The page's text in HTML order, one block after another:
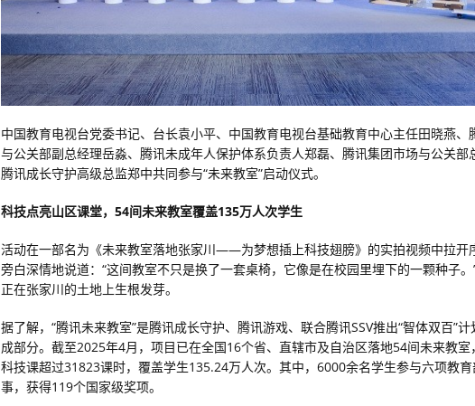
中国教育电视台党委书记、台长袁小平、中国教育电视台基础教育中心主任田晓燕、
与公关部副总经理岳淼、腾讯未成年人保护体系负责人郑磊、腾讯集团市场与公关部
腾讯成长守护高级总监郑中共同参与“未来教室”启动仪式。
科技点亮山区课堂，54间未来教室覆盖135万人次学生
活动在一部名为《未来教室落地张家川——为梦想插上科技翅膀》的实拍视频中拉开
旁白深情地说道：“这间教室不只是换了一套桌椅，它像是在校园里埋下的一颗种子
正在张家川的土地上生根发芽。
据了解，“腾讯未来教室”是腾讯成长守护、腾讯游戏、联合腾讯SSV推出“智体双百”
成部分。截至2025年4月，项目已在全国16个省、直辖市及自治区落地54间未来教室
科技课超过31823课时，覆盖学生135.24万人次。其中，6000余名学生参与六项教
事，获得119个国家级奖项。